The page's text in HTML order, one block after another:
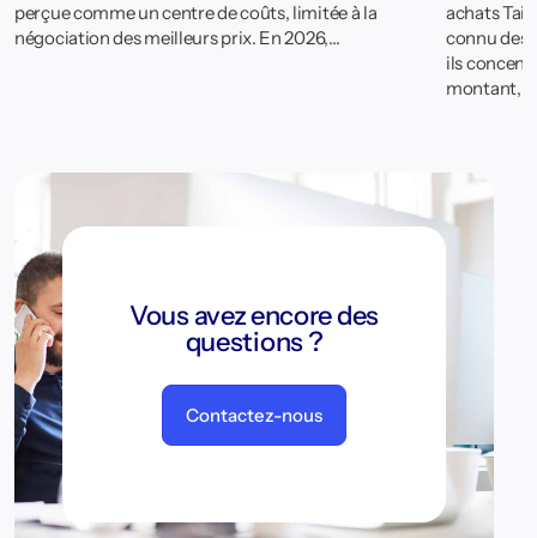
perçue comme un centre de coûts, limitée à la
négociation des meilleurs prix. En 2026,…
achats Tail
connu des
ils
montant,
Vous avez encore des
questions ?
Contactez-nous